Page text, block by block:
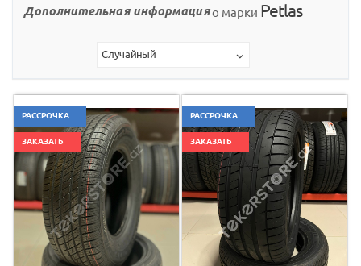
Дополнительная информацияо марки Petlas
Случайный
РАССРОЧКА
ЗАКАЗАТЬ
РАССРОЧКА
ЗАКАЗАТЬ